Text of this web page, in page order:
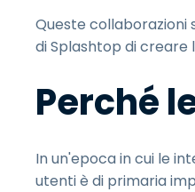
Queste collaborazioni
di Splashtop di
Perché
In un'epoca in cui le
utenti è di primaria